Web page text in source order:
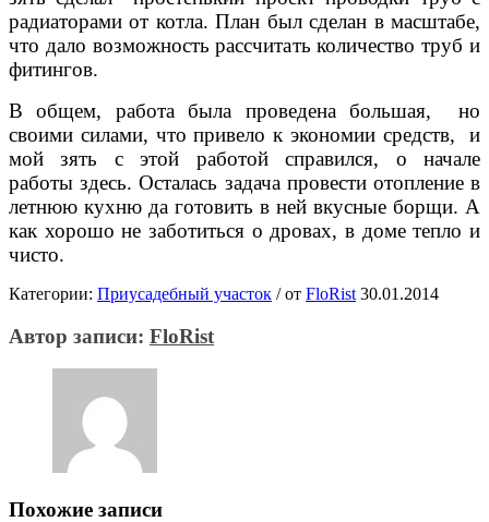
радиаторами от котла. План был сделан в масштабе,
что дало возможность рассчитать количество труб и
фитингов.
В общем, работа была проведена большая, но
своими силами, что привело к экономии средств, и
мой зять с этой работой справился, о начале
работы здесь. Осталась задача провести отопление в
летнюю кухню да готовить в ней вкусные борщи. А
как хорошо не заботиться о дровах, в доме тепло и
чисто.
Категории: Приусадебный участок /от FloRist 30.01.2014
Автор записи: FloRist
Похожие записи